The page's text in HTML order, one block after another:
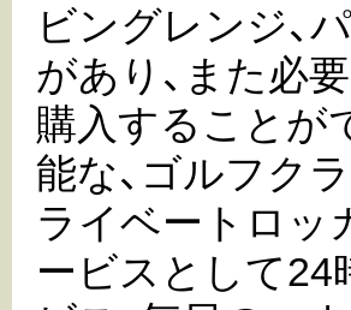
ビングレンジ、
があり、また必
購入することが
能な、ゴルフクラ
ライベートロッ
ービスとして24